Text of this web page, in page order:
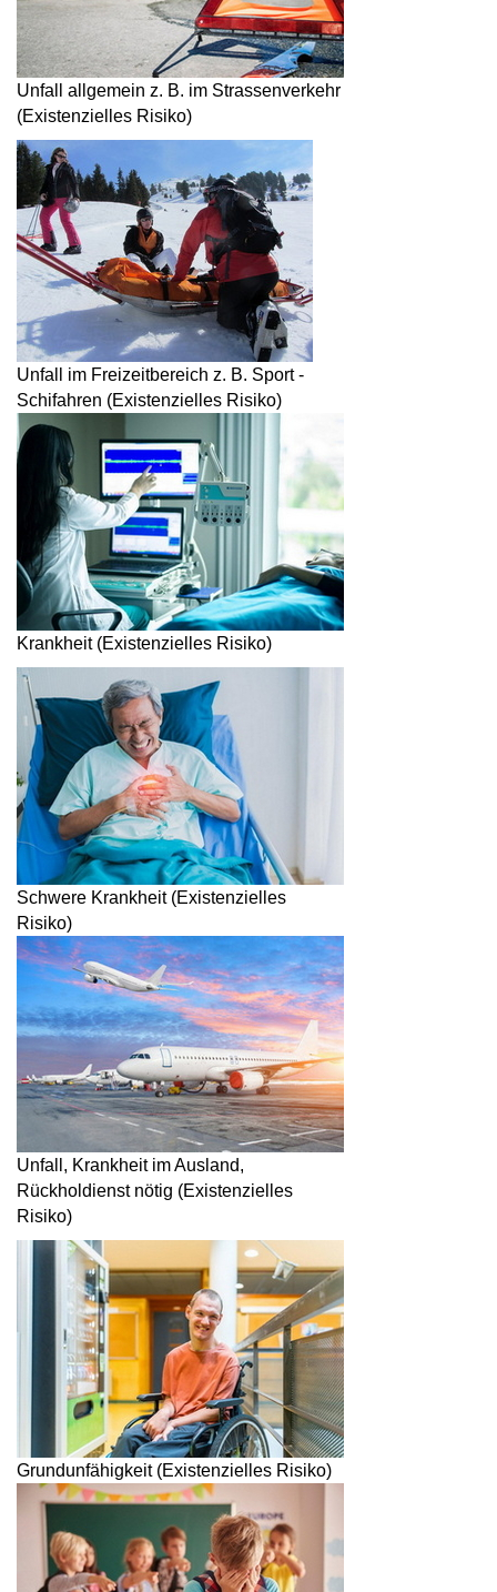
Unfall allgemein z. B. im Strassenverkehr
(Existenzielles Risiko)
Unfall im Freizeitbereich z. B. Sport -
Schifahren (Existenzielles Risiko)
Krankheit (Existenzielles Risiko)
Schwere Krankheit (Existenzielles
Risiko)
Unfall, Krankheit im Ausland,
Rückholdienst nötig (Existenzielles
Risiko)
Grundunfähigkeit (Existenzielles Risiko)